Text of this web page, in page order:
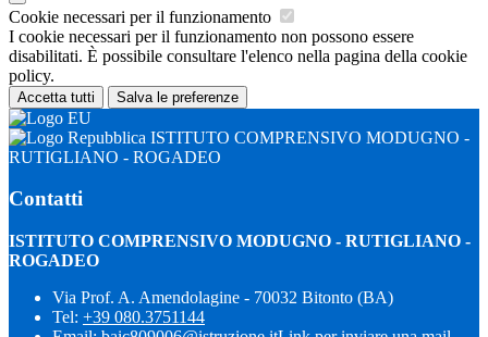
Cookie necessari per il funzionamento
I cookie necessari per il funzionamento non possono essere
disabilitati. È possibile consultare l'elenco nella pagina della cookie
policy.
Accetta tutti Salva le preferenze
ISTITUTO COMPRENSIVO MODUGNO -
RUTIGLIANO - ROGADEO
Contatti
ISTITUTO COMPRENSIVO MODUGNO - RUTIGLIANO -
ROGADEO
Via Prof. A. Amendolagine - 70032 Bitonto (BA)
Tel: +39 080.3751144